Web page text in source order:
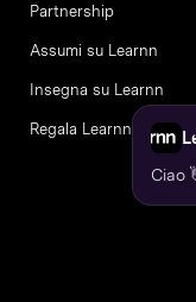
Partnership
Assumi su Learnn
Insegna su Learnn
Regala Learnn
Ciao